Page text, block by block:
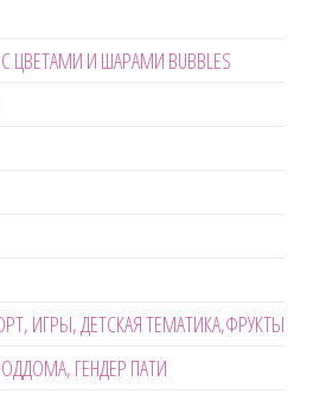
И ШАРАМИ BUBBLES
ИГРЫ, ДЕТСКАЯ ТЕМАТИКА,ФРУКТЫ
ГЕНДЕР ПАТИ